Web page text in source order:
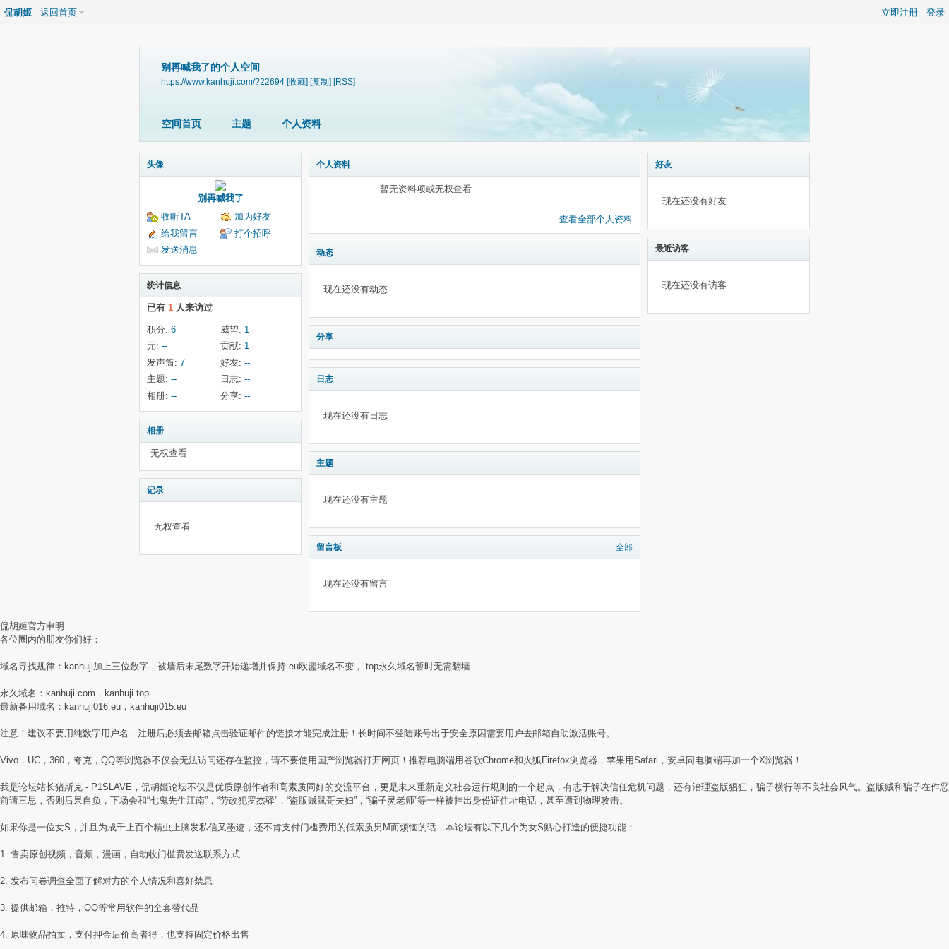
立即注册 登录
侃胡姬 返回首页
别再喊我了的个人空间
https://www.kanhuji.com/?22694 [收藏] [复制] [RSS]
空间首页 主题 个人资料
头像
别再喊我了
收听TA
加为好友
给我留言
打个招呼
发送消息
统计信息
已有 1 人来访过
积分: 6 威望: 1
元: -- 贡献: 1
发声筒: 7 好友: --
主题: -- 日志: --
相册: -- 分享: --
相册
无权查看
记录
无权查看
个人资料
暂无资料项或无权查看
查看全部个人资料
动态
现在还没有动态
分享
日志
现在还没有日志
主题
现在还没有主题
留言板 全部
现在还没有留言
好友
现在还没有好友
最近访客
现在还没有访客
侃胡姬官方申明
各位圈内的朋友你们好：
域名寻找规律：kanhuji加上三位数字，被墙后末尾数字开始递增并保持.eu欧盟域名不变，.top永久域名暂时无需翻墙
永久域名：kanhuji.com，kanhuji.top
最新备用域名：kanhuji016.eu，kanhuji015.eu
注意！建议不要用纯数字用户名，注册后必须去邮箱点击验证邮件的链接才能完成注册！长时间不登陆账号出于安全原因需要用户去邮箱自助激活账号。
Vivo，UC，360，夸克，QQ等浏览器不仅会无法访问还存在监控，请不要使用国产浏览器打开网页！推荐电脑端用谷歌Chrome和火狐Firefox浏览器，苹果用Safari，安卓同电脑端再加一个X浏览器！
我是论坛站长猪斯克 - P1SLAVE，侃胡姬论坛不仅是优质原创作者和高素质同好的交流平台，更是未来重新定义社会运行规则的一个起点，有志于解决信任危机问题，还有治理盗版猖狂，骗子横行等不良社会风气。盗版贼和骗子在作恶
前请三思，否则后果自负，下场会和“七鬼先生江南”，“劳改犯罗杰驿”，“盗版贼鼠哥夫妇”，“骗子灵老师”等一样被挂出身份证住址电话，甚至遭到物理攻击。
如果你是一位女S，并且为成千上百个精虫上脑发私信又墨迹，还不肯支付门槛费用的低素质男M而烦恼的话，本论坛有以下几个为女S贴心打造的便捷功能：
1. 售卖原创视频，音频，漫画，自动收门槛费发送联系方式
2. 发布问卷调查全面了解对方的个人情况和喜好禁忌
3. 提供邮箱，推特，QQ等常用软件的全套替代品
4. 原味物品拍卖，支付押金后价高者得，也支持固定价格出售